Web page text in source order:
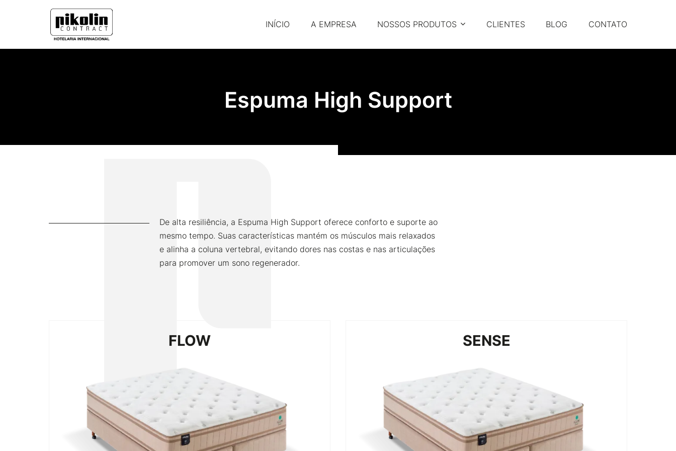
INÍCIO A EMPRESA NOSSOS PRODUTOS CLIENTES BLOG CONTATO
Espuma High Support
De alta resiliência, a Espuma High Support oferece conforto e suporte ao
mesmo tempo. Suas características mantém os músculos mais relaxados
e alinha a coluna vertebral, evitando dores nas costas e nas articulações
para promover um sono regenerador.
FLOW SENSE